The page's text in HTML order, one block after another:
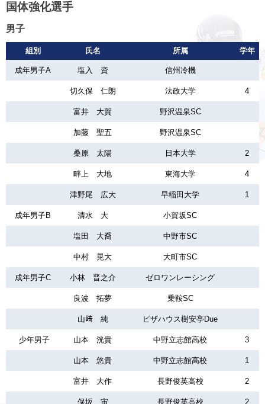
国体強化選手
男子
組別 氏名 所属 学年
成年男子A 塩入 資 信州冷機
切久保 仁朗 法政大学 4
富井 大賀 野沢温泉SC
加藤 聖五 野沢温泉SC
桑原 太陽 日本大学 2
畔上 大地 東海大学 4
津野尾 広大 早稲田大学 1
成年男子B 清水 大 小賀坂SC
塩田 大喬 中野市SC
中村 晃大 大町市SC
成年男子C 小林 晋之介 ゼロワンレーシング
良波 拓夢 乗鞍SC
山﨑 純 ピザハウス樹安亭Due
少年男子 山本 洸貴 中野立志館高校 3
山本 悠貴 中野立志館高校 1
富井 大作 長野俊英高校 2
保坂 宙 長野俊英高校 2